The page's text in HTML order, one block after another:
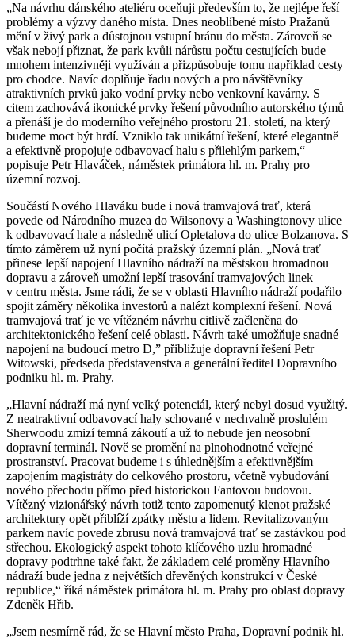
„Na návrhu dánského ateliéru oceňuji především to, že nejlépe řeší
problémy a výzvy daného místa. Dnes neoblíbené místo Pražanů
mění v živý park a důstojnou vstupní bránu do města. Zároveň se
však nebojí přiznat, že park kvůli nárůstu počtu cestujících bude
mnohem intenzivněji využíván a přizpůsobuje tomu například cesty
pro chodce. Navíc doplňuje řadu nových a pro návštěvníky
atraktivních prvků jako vodní prvky nebo venkovní kavárny. S
citem zachovává ikonické prvky řešení původního autorského týmů
a přenáší je do moderního veřejného prostoru 21. století, na který
budeme moct být hrdí. Vzniklo tak unikátní řešení, které elegantně
a efektivně propojuje odbavovací halu s přilehlým parkem,“
popisuje Petr Hlaváček, náměstek primátora hl. m. Prahy pro
územní rozvoj.
Součástí Nového Hlaváku bude i nová tramvajová trať, která
povede od Národního muzea do Wilsonovy a Washingtonovy ulice
k odbavovací hale a následně ulicí Opletalova do ulice Bolzanova. S
tímto záměrem už nyní počítá pražský územní plán. „Nová trať
přinese lepší napojení Hlavního nádraží na městskou hromadnou
dopravu a zároveň umožní lepší trasování tramvajových linek
v centru města. Jsme rádi, že se v oblasti Hlavního nádraží podařilo
spojit záměry několika investorů a nalézt komplexní řešení. Nová
tramvajová trať je ve vítězném návrhu citlivě začleněna do
architektonického řešení celé oblasti. Návrh také umožňuje snadné
napojení na budoucí metro D,” přibližuje dopravní řešení Petr
Witowski, předseda představenstva a generální ředitel Dopravního
podniku hl. m. Prahy.
„Hlavní nádraží má nyní velký potenciál, který nebyl dosud využitý.
Z neatraktivní odbavovací haly schované v nechvalně proslulém
Sherwoodu zmizí temná zákoutí a už to nebude jen neosobní
dopravní terminál. Nově se promění na plnohodnotné veřejné
prostranství. Pracovat budeme i s úhlednějším a efektivnějším
zapojením magistráty do celkového prostoru, včetně vybudování
nového přechodu přímo před historickou Fantovou budovou.
Vítězný vizionářský návrh totiž tento zapomenutý klenot pražské
architektury opět přiblíží zpátky městu a lidem. Revitalizovaným
parkem navíc povede zbrusu nová tramvajová trať se zastávkou pod
střechou. Ekologický aspekt tohoto klíčového uzlu hromadné
dopravy podtrhne také fakt, že základem celé proměny Hlavního
nádraží bude jedna z největších dřevěných konstrukcí v České
republice,“ říká náměstek primátora hl. m. Prahy pro oblast dopravy
Zdeněk Hřib.
„Jsem nesmírně rád, že se Hlavní město Praha, Dopravní podnik hl.